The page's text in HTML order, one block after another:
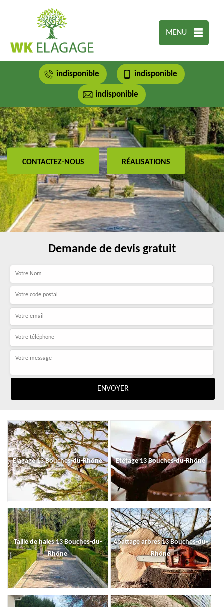
MENU
indisponible indisponible
indisponible
CONTACTEZ-NOUS RÉALISATIONS
Demande de devis gratuit
Elagage 13 Bouches-du-Rhône Etêtage 13 Bouches-du-Rhône
Taille de haies 13 Bouches-du-
Rhône
Abattage arbres 13 Bouches-du-
Rhône